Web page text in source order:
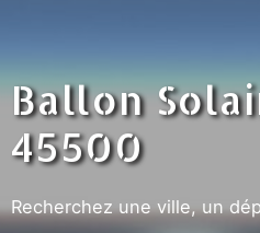
Ballon
45500
Recherchez une ville, un